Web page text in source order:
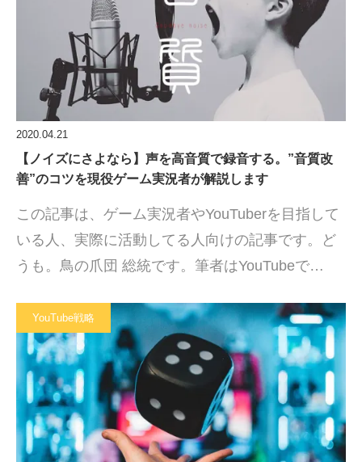
2020.04.21
【ノイズにさよなら】声を高音質で録音する。”音質改
善”のコツを現役ゲーム実況者が解説します
この記事は、ゲーム実況者やYouTuberを目指して
いる人、実際に活動してる人向けの記事です。ど
うも。鳥の爪団 総統です。筆者はYouTubeで…
YouTube戦略